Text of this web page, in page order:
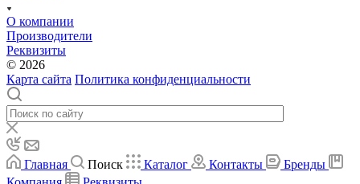
О компании
Производители
Реквизиты
© 2026
Карта сайта Политика конфиденциальности
Главная Поиск Каталог Контакты
Бренды